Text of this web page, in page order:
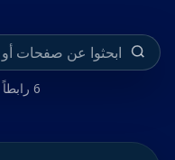
6 رابطاً في خريطة الموقع